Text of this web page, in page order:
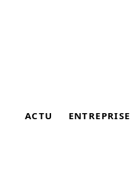
ACTU ENTREPRISE